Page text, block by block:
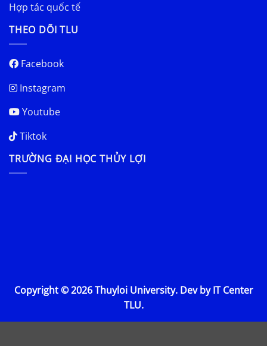
Hợp tác quốc tế
THEO DÕI TLU
Facebook
Instagram
Youtube
Tiktok
TRƯỜNG ĐẠI HỌC THỦY LỢI
Copyright © 2026 Thuyloi University. Dev by IT Center
TLU.